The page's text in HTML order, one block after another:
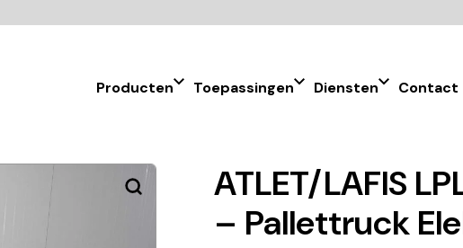
Producten Toepassingen Diensten Contact
ATLET/LAFIS
– Pallettruck